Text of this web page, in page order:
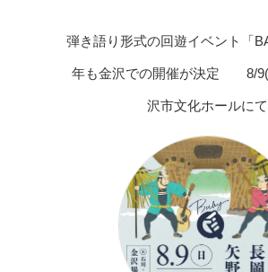
弾き語り形式の回遊イベント「
年も金沢での開催が決定 8/9(
沢市文化ホールにて